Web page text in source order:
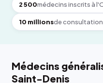
2 500médecins inscrits à
10 millionsde
Médecins
Saint-Denis